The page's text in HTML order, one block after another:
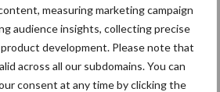
measuring marketing campaign
audience insights, collecting precise
development. Please note that
across all our subdomains. You can
consent at any time by clicking the
Pootmachine